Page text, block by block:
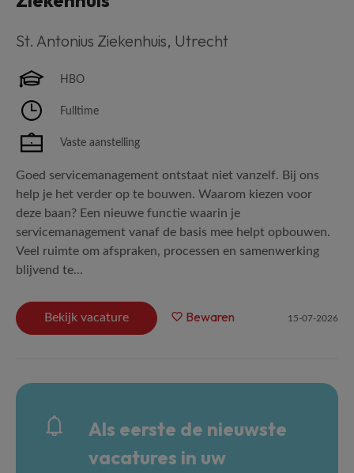
St. Antonius Ziekenhuis, Utrecht
HBO
Fulltime
Vaste aanstelling
Goed servicemanagement ontstaat niet vanzelf. Bij ons
help je het verder op te bouwen. Waarom kiezen voor
deze baan? Een nieuwe functie waarin je
servicemanagement vanaf de basis mee helpt opbouwen.
Veel ruimte om afspraken, processen en samenwerking
blijvend te...
Bekijk vacature Bewaren 15-07-2026
Als eerste de nieuwste
vacatures in uw